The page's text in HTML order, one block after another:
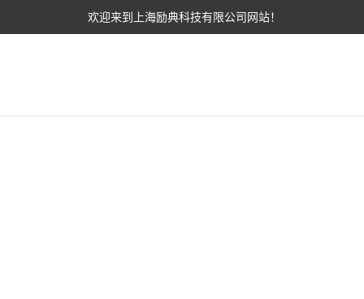
欢迎来到上海励典科技有限公司网站！